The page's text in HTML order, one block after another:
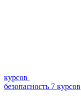
курсов
безопасность 7 курсов